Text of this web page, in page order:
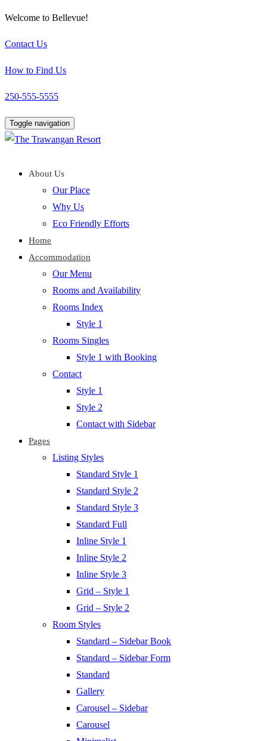
Welcome to Bellevue!
Contact Us
How to Find Us
250-555-5555
Toggle navigation
About Us
Our Place
Why Us
Eco Friendly Efforts
Home
Accommodation
Our Menu
Rooms and Availability
Rooms Index
Style 1
Rooms Singles
Style 1 with Booking
Contact
Style 1
Style 2
Contact with Sidebar
Pages
Listing Styles
Standard Style 1
Standard Style 2
Standard Style 3
Standard Full
Inline Style 1
Inline Style 2
Inline Style 3
Grid – Style 1
Grid – Style 2
Room Styles
Standard – Sidebar Book
Standard – Sidebar Form
Standard
Gallery
Carousel – Sidebar
Carousel